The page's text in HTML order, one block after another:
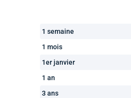
1 semaine
1 mois
1er janvier
1 an
3 ans